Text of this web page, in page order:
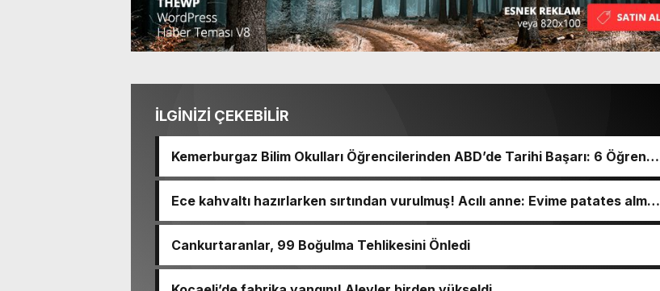
İLGİNİZİ ÇEKEBİLİR
Kemerburgaz Bilim Okulları Öğrencilerinden ABD’de Tarihi Başarı: 6 Öğrenci
14 Madalya Kazandı
Ece kahvaltı hazırlarken sırtından vurulmuş! Acılı anne: Evime patates almak
haram
Cankurtaranlar, 99 Boğulma Tehlikesini Önledi